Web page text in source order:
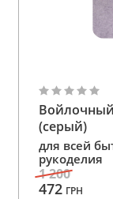
(серый)
для всей
рукоделия
1 200
472 ГРН